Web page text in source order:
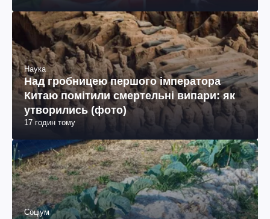
Наука
Над гробницею першого імператора
Китаю помітили смертельні випари: як
утворились (фото)
17 годин тому
Соціум